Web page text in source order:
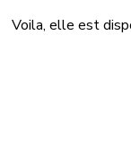
Voila, elle est